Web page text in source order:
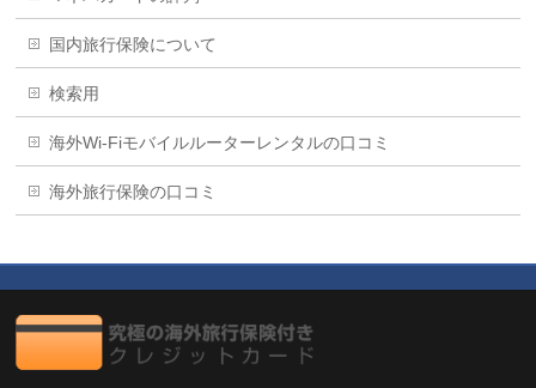
国内旅行保険について
検索用
海外Wi-Fiモバイルルーターレンタルの口コミ
海外旅行保険の口コミ